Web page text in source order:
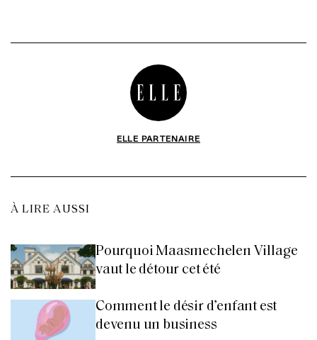
ELLE PARTENAIRE
À LIRE AUSSI
Pourquoi Maasmechelen Village
vaut le détour cet été
Comment le désir d’enfant est
devenu un business